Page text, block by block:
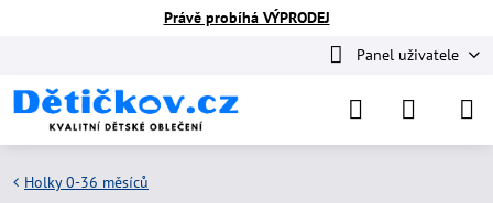
Právě probíhá VÝPRODEJ
Panel uživatele
Holky 0-36 měsíců